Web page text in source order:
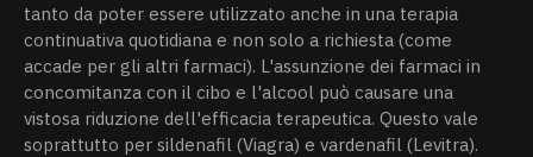
tanto da poter essere utilizzato anche in una terapia
continuativa quotidiana e non solo a richiesta (come
accade per gli altri farmaci). L'assunzione dei farmaci in
concomitanza con il cibo e l'alcool può causare una
vistosa riduzione dell'efficacia terapeutica. Questo vale
soprattutto per sildenafil (Viagra) e vardenafil (Levitra).